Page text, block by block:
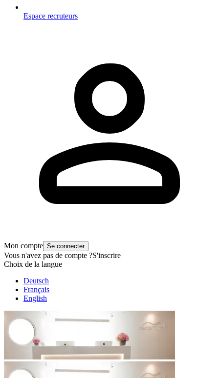
Espace recruteurs
Mon compte Se connecter
Vous n'avez pas de compte ?S'inscrire
Choix de la langue
Deutsch
Français
English